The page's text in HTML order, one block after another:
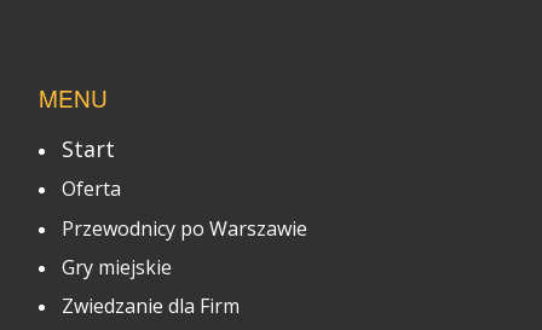
MENU
Start
Oferta
Przewodnicy po Warszawie
Gry miejskie
Zwiedzanie dla Firm